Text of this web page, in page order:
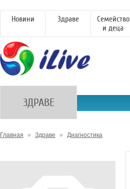
Новини Здраве
Семейство
и деца
ЗДРАВЕ
Главная » Здраве » Диагностика